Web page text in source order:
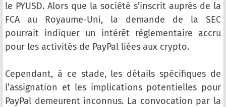
le PYUSD. Alors que la société s’inscrit auprès de la
FCA au Royaume-Uni, la demande de la SEC
pourrait indiquer un intérêt réglementaire accru
pour les activités de PayPal liées aux crypto.
Cependant, à ce stade, les détails spécifiques de
l’assignation et les implications potentielles pour
PayPal demeurent inconnus. La convocation par la